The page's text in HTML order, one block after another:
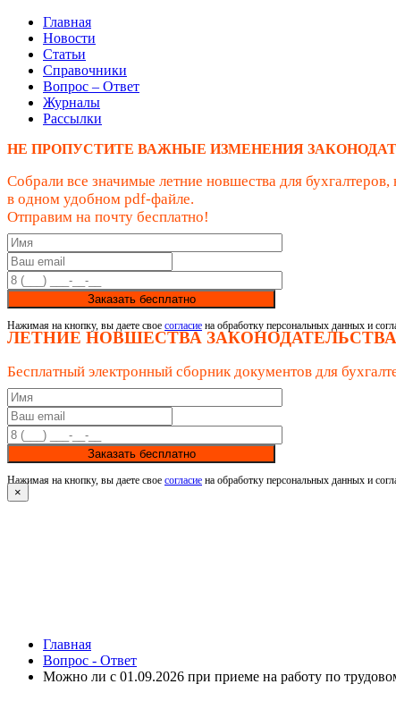
Главная
Новости
Статьи
Справочники
Вопрос – Ответ
Журналы
Рассылки
НЕ ПРОПУСТИТЕ ВАЖНЫЕ ИЗМЕНЕНИЯ
Собрали все значимые летние новшества для
в одном удобном pdf-файле.
Отправим на почту бесплатно!
Заказать бесплатно
Нажимая на кнопку, вы даете свое согласие на обработку персональных данных и
ЛЕТНИЕ НОВШЕСТВА ЗАКОНОДАТЕЛЬСТВА
Бесплатный электронный сборник документов для
Заказать бесплатно
Нажимая на кнопку, вы даете свое согласие на обработку персональных данных и
×
Главная
Вопрос - Ответ
Можно ли с 01.09.2026 при приеме на работу по